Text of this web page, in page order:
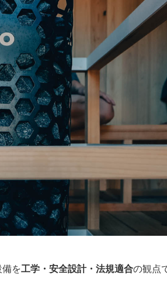
を工学・安全設計・法規適合の観点